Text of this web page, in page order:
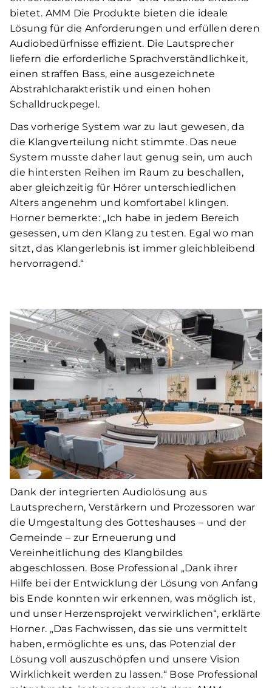
bietet. AMM Die Produkte bieten die ideale
Lösung für die Anforderungen und erfüllen deren
Audiobedürfnisse effizient. Die Lautsprecher
liefern die erforderliche Sprachverständlichkeit,
einen straffen Bass, eine ausgezeichnete
Abstrahlcharakteristik und einen hohen
Schalldruckpegel.
Das vorherige System war zu laut gewesen, da
die Klangverteilung nicht stimmte. Das neue
System musste daher laut genug sein, um auch
die hintersten Reihen im Raum zu beschallen,
aber gleichzeitig für Hörer unterschiedlichen
Alters angenehm und komfortabel klingen.
Horner bemerkte: „Ich habe in jedem Bereich
gesessen, um den Klang zu testen. Egal wo man
sitzt, das Klangerlebnis ist immer gleichbleibend
hervorragend.“
Dank der integrierten Audiolösung aus
Lautsprechern, Verstärkern und Prozessoren war
die Umgestaltung des Gotteshauses – und der
Gemeinde – zur Erneuerung und
Vereinheitlichung des Klangbildes
abgeschlossen. Bose Professional „Dank ihrer
Hilfe bei der Entwicklung der Lösung von Anfang
bis Ende konnten wir erkennen, was möglich ist,
und unser Herzensprojekt verwirklichen“, erklärte
Horner. „Das Fachwissen, das sie uns vermittelt
haben, ermöglichte es uns, das Potenzial der
Lösung voll auszuschöpfen und unsere Vision
Wirklichkeit werden zu lassen.“ Bose Professional